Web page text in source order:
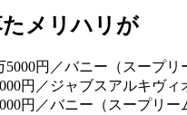
メリハリが
円／バニー（スープリ